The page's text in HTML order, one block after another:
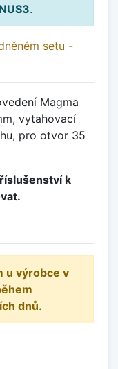
.
setu -
Magma
vytahovací
pro otvor 35
k
u výrobce v
dnů.